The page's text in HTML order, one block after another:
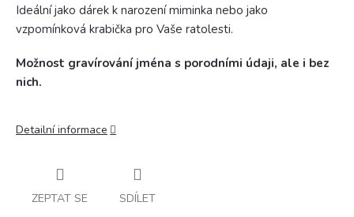
Ideální jako dárek k narození miminka nebo jako
vzpomínková krabička pro Vaše ratolesti.
Možnost gravírování jména s porodními údaji, ale i bez
nich.
Detailní informace
ZEPTAT SE SDÍLET